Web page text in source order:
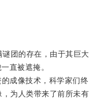
团的存在，由于其巨大
直被遮掩。
成像技术，科学家们终
为人类带来了前所未有